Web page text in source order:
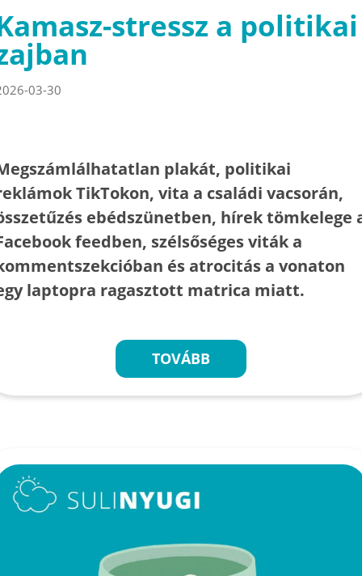
stressz a politikai
03-30
plakát, politikai
TikTokon, vita a családi vacsorán,
ebédszünetben, hírek tömkelege
feedben, szélsőséges viták a
és atrocitás a vonaton
laptopra ragasztott matrica miatt.
TOVÁBB